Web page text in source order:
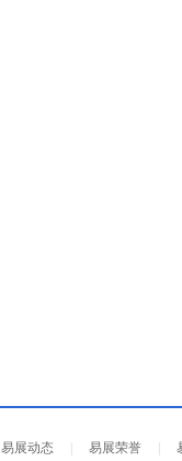
易展动态 易展荣誉